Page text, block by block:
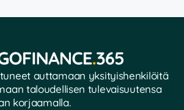
auttamaan yksityishenkilöitä
taloudellisen tulevaisuutensa
korjaamalla.